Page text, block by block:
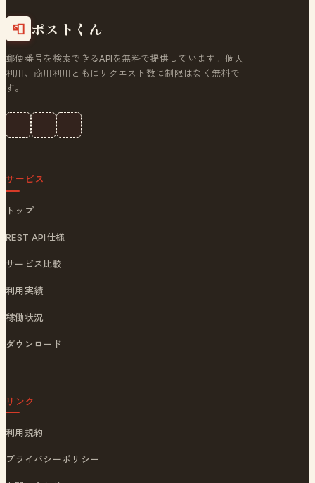
📮 ポストくん
郵便番号を検索できるAPIを無料で提供しています。個人
利用、商用利用ともにリクエスト数に制限はなく無料で
す。
サービス
トップ
REST API仕様
サービス比較
利用実績
稼働状況
ダウンロード
リンク
利用規約
プライバシーポリシー